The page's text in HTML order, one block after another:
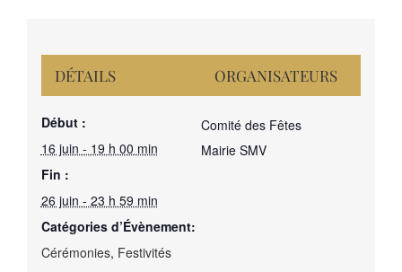
DÉTAILS
Début :
16 juin - 19 h 00 min
Fin :
26 juin - 23 h 59 min
Catégories d’Évènement:
Cérémonies, Festivités
ORGANISATEURS
Comité des Fêtes
Mairie SMV